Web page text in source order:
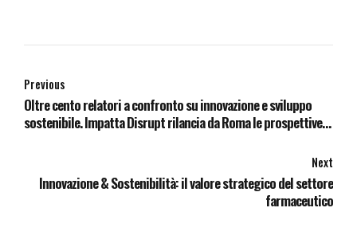
Previous
Oltre cento relatori a confronto su innovazione e sviluppo
sostenibile. Impatta Disrupt rilancia da Roma le prospettive
Next
Innovazione & Sostenibilità: il valore strategico del settore
farmaceutico